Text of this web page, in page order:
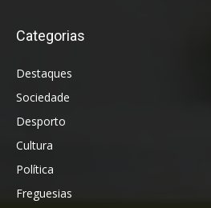
Categorias
Destaques
Sociedade
Desporto
Cultura
Política
Freguesias